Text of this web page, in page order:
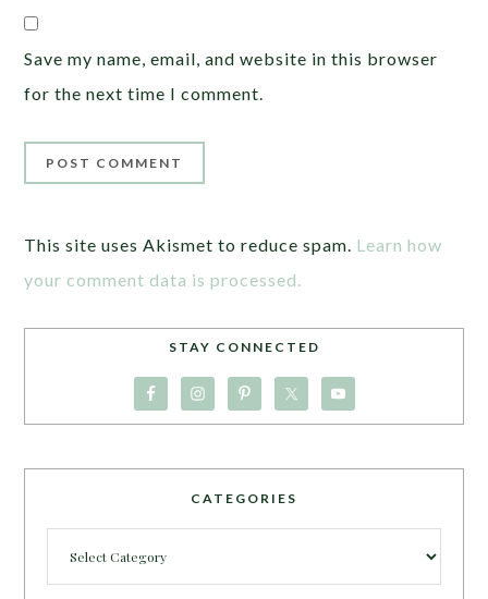
Save my name, email, and website in this browser
for the next time I comment.
This site uses Akismet to reduce spam. Learn how
your comment data is processed.
STAY CONNECTED
CATEGORIES